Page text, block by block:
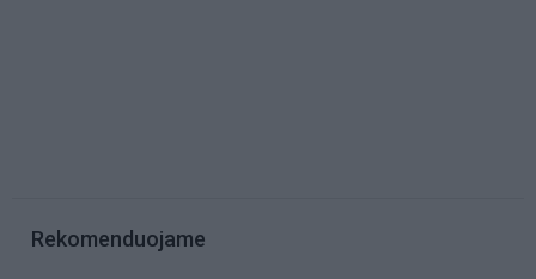
Rekomenduojame